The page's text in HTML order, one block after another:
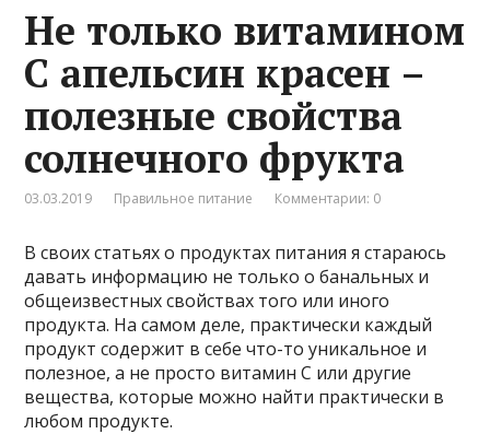
Не только витамином
C апельсин красен –
полезные свойства
солнечного фрукта
03.03.2019 Правильное питание Комментарии: 0
В своих статьях о продуктах питания я стараюсь
давать информацию не только о банальных и
общеизвестных свойствах того или иного
продукта. На самом деле, практически каждый
продукт содержит в себе что-то уникальное и
полезное, а не просто витамин C или другие
вещества, которые можно найти практически в
любом продукте.